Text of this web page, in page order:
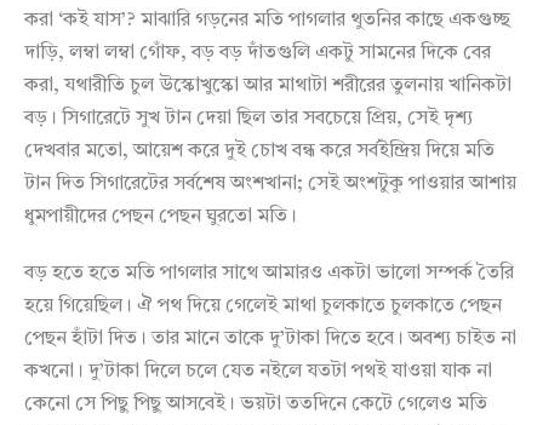
করা ‘কই যাস’? মাঝারি গড়নের মতি পাগলার থুতনির কাছে একগুচ্ছ
দাড়ি, লম্বা লম্বা গোঁফ, বড় বড় দাঁতগুলি একটু সামনের দিকে বের
করা, যথারীতি চুল উস্কোখুস্কো আর মাথাটা শরীরের তুলনায় খানিকটা
বড়। সিগারেটে সুখ টান দেয়া ছিল তার সবচেয়ে প্রিয়, সেই দৃশ্য
দেখবার মতো, আয়েশ করে দুই চোখ বন্ধ করে সর্বইন্দ্রিয় দিয়ে মতি
টান দিত সিগারেটের সর্বশেষ অংশখানা; সেই অংশটুকু পাওয়ার আশায়
ধুমপায়ীদের পেছন পেছন ঘুরতো মতি।
বড় হতে হতে মতি পাগলার সাথে আমারও একটা ভালো সম্পর্ক তৈরি
হয়ে গিয়েছিল। ঐ পথ দিয়ে গেলেই মাথা চুলকাতে চুলকাতে পেছন
পেছন হাঁটা দিত। তার মানে তাকে দু’টাকা দিতে হবে। অবশ্য চাইত না
কখনো। দু’টাকা দিলে চলে যেত নইলে যতটা পথই যাওয়া যাক না
কেনো সে পিছু পিছু আসবেই। ভয়টা ততদিনে কেটে গেলেও মতি